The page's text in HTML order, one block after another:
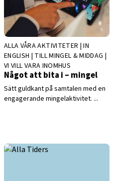
ALLA VÅRA AKTIVITETER | IN
ENGLISH | TILL MINGEL & MIDDAG |
VI VILL VARA INOMHUS
Något att bita i – mingel
Sätt guldkant på samtalen med en
engagerande mingelaktivitet. ...